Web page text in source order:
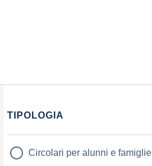
TIPOLOGIA
Circolari per alunni e famiglie